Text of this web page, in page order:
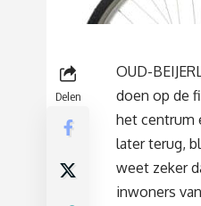
Delen
OUD-
doen op de
het centrum
later terug,
weet zeker
inwoners